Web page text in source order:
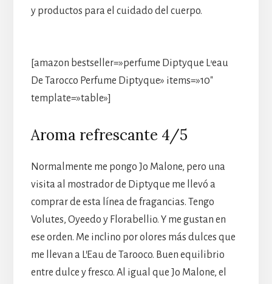
y productos para el cuidado del cuerpo.
[amazon bestseller=»perfume Diptyque L’eau
De Tarocco Perfume Diptyque» items=»10″
template=»table»]
Aroma refrescante 4/5
Normalmente me pongo Jo Malone, pero una
visita al mostrador de Diptyque me llevó a
comprar de esta línea de fragancias. Tengo
Volutes, Oyeedo y Florabellio. Y me gustan en
ese orden. Me inclino por olores más dulces que
me llevan a L’Eau de Tarooco. Buen equilibrio
entre dulce y fresco. Al igual que Jo Malone, el